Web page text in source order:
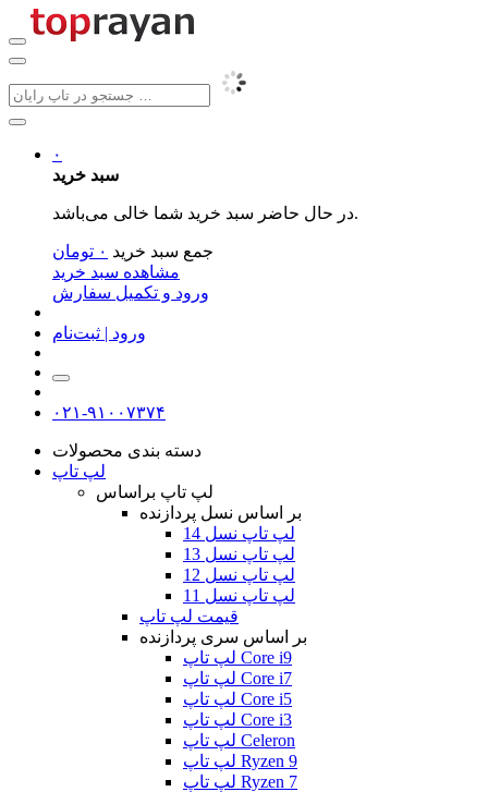
۰
سبد خرید
در حال حاضر سبد خرید شما خالی می‌باشد.
جمع سبد خرید ۰ تومان
مشاهده سبد خرید
ورود و تکمیل سفارش
ورود | ثبت‌نام
۰۲۱-۹۱۰۰۷۳۷۴
دسته بندی محصولات
لپ تاپ
لپ تاپ براساس
بر اساس نسل پردازنده
لپ تاپ نسل 14
لپ تاپ نسل 13
لپ تاپ نسل 12
لپ تاپ نسل 11
قیمت لپ تاپ
بر اساس سری پردازنده
لپ تاپ Core i9
لپ تاپ Core i7
لپ تاپ Core i5
لپ تاپ Core i3
لپ تاپ Celeron
لپ تاپ Ryzen 9
لپ تاپ Ryzen 7